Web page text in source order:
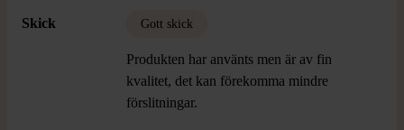
Skick Gott skick
Produkten har använts men är av fin
kvalitet, det kan förekomma mindre
förslitningar.